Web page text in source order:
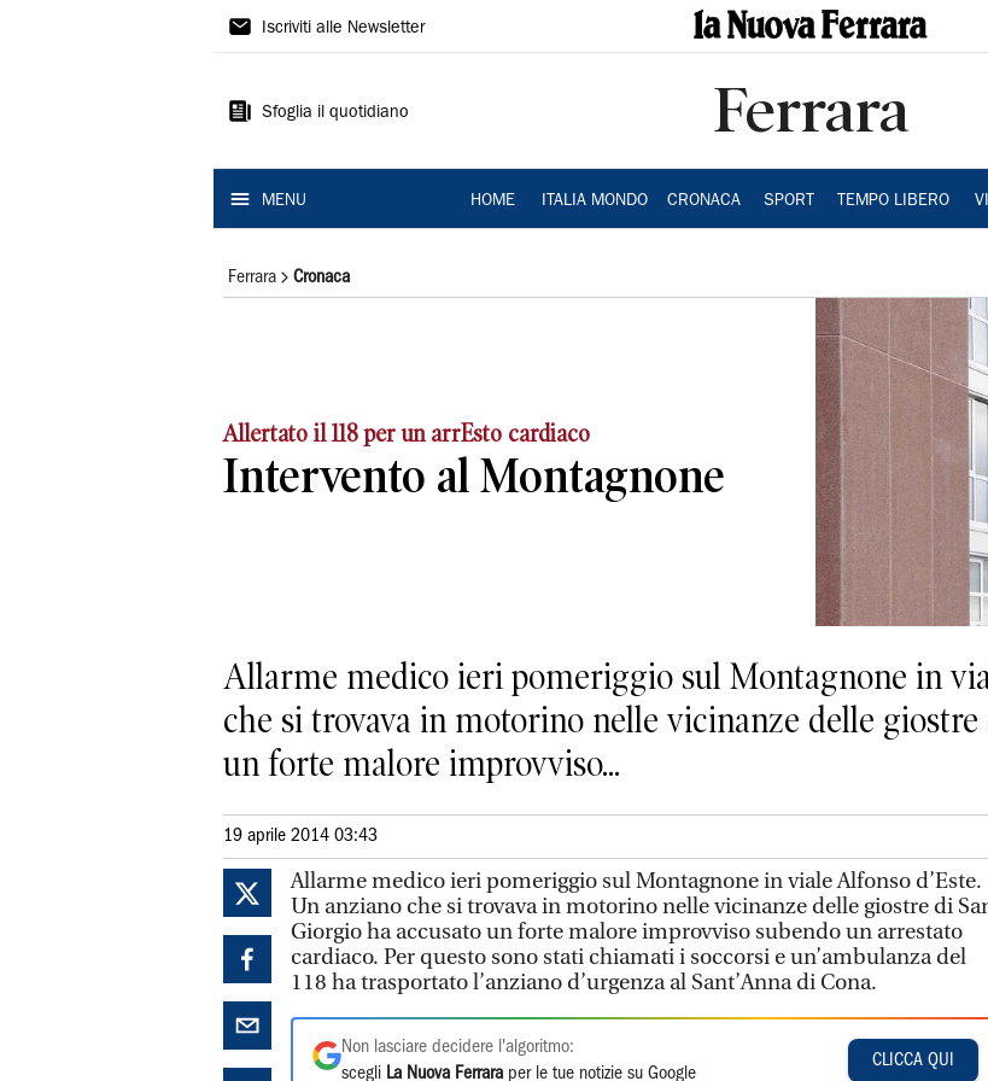
La
Ferrara
Iscriviti alle Newsletter
Sfoglia il quotidiano Ferrara
MENU HOME ITALIA MONDO CRONACA SPORT TEMPO LIBERO
Ferrara Cronaca
Allertato il 118 per un arrEsto cardiaco
Intervento al Montagnone
Allarme medico ieri pomeriggio sul Montagnone in
che si trovava in motorino nelle vicinanze delle
un forte malore improvviso...
19 aprile 2014 03:43
Allarme medico ieri pomeriggio sul Montagnone in viale Alfonso d’Este.
Un anziano che si trovava in motorino nelle vicinanze delle giostre di
Giorgio ha accusato un forte malore improvviso subendo un arrestato
cardiaco. Per questo sono stati chiamati i soccorsi e un’ambulanza del
118 ha trasportato l’anziano d’urgenza al Sant’Anna di Cona.
Non lasciare decidere l'algoritmo:
scegli La Nuova Ferrara per le tue notizie su Google
CLICCA QUI